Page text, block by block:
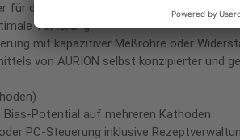
für die Gasversorgung
Verteilung
mit kapazitiver Meßröhre oder
von AURION selbst konzipierter und
Bias-Potential auf mehreren Kathoden
PC-Steuerung inklusive